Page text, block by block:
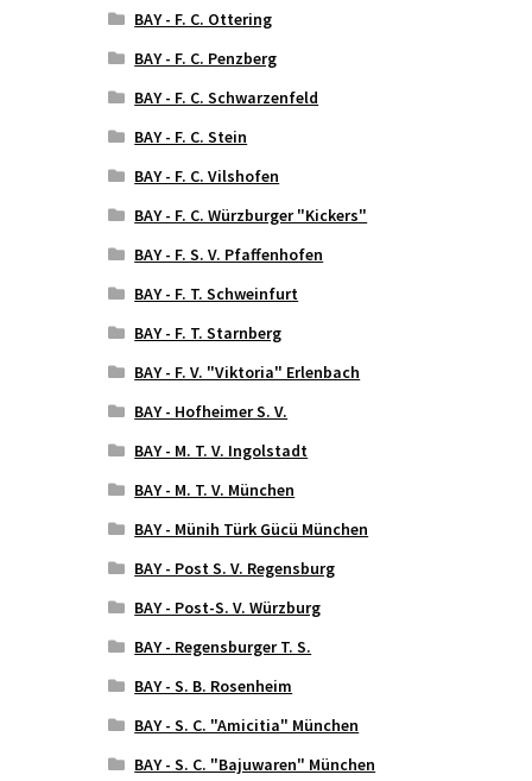
BAY - F. C. Ottering
BAY - F. C. Penzberg
BAY - F. C. Schwarzenfeld
BAY - F. C. Stein
BAY - F. C. Vilshofen
BAY - F. C. Würzburger "Kickers"
BAY - F. S. V. Pfaffenhofen
BAY - F. T. Schweinfurt
BAY - F. T. Starnberg
BAY - F. V. "Viktoria" Erlenbach
BAY - Hofheimer S. V.
BAY - M. T. V. Ingolstadt
BAY - M. T. V. München
BAY - Münih Türk Gücü München
BAY - Post S. V. Regensburg
BAY - Post-S. V. Würzburg
BAY - Regensburger T. S.
BAY - S. B. Rosenheim
BAY - S. C. "Amicitia" München
BAY - S. C. "Bajuwaren" München